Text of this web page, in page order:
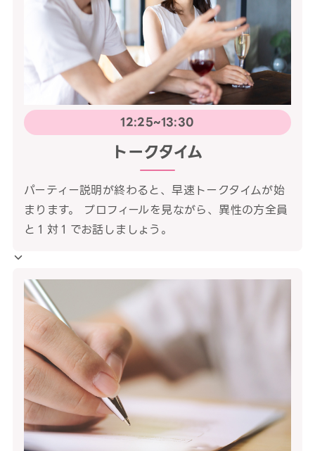
12:25~13:30
トークタイム
パーティー説明が終わると、早速トークタイムが始
まります。 プロフィールを見ながら、異性の方全員
と１対１でお話しましょう。